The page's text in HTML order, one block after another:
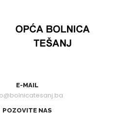
E-MAIL
POZOVITE NAS